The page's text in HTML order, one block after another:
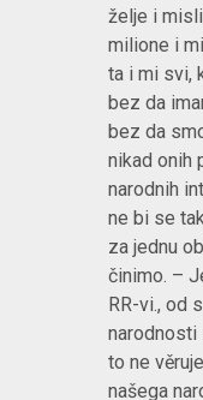
želje i
milione i
ta i mi svi,
bez da
bez da
nikad onih
narodnih
ne bi se
za jednu
činimo. –
RR-vi., od
narodnosti
to ne
našega